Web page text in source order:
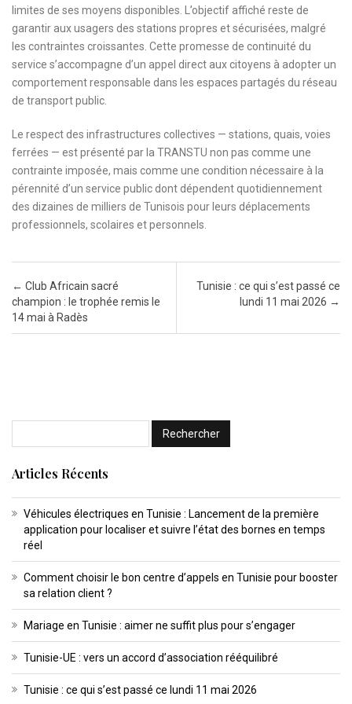
limites de ses moyens disponibles. L’objectif affiché reste de
garantir aux usagers des stations propres et sécurisées, malgré
les contraintes croissantes. Cette promesse de continuité du
service s’accompagne d’un appel direct aux citoyens à adopter un
comportement responsable dans les espaces partagés du réseau
de transport public.
Le respect des infrastructures collectives — stations, quais, voies
ferrées — est présenté par la TRANSTU non pas comme une
contrainte imposée, mais comme une condition nécessaire à la
pérennité d’un service public dont dépendent quotidiennement
des dizaines de milliers de Tunisois pour leurs déplacements
professionnels, scolaires et personnels.
Post navigation
← Club Africain sacré
champion : le trophée remis le
14 mai à Radès
Tunisie : ce qui s’est passé ce
lundi 11 mai 2026 →
Articles Récents
Véhicules électriques en Tunisie : Lancement de la première
application pour localiser et suivre l’état des bornes en temps
réel
Comment choisir le bon centre d’appels en Tunisie pour booster
sa relation client ?
Mariage en Tunisie : aimer ne suffit plus pour s’engager
Tunisie-UE : vers un accord d’association rééquilibré
Tunisie : ce qui s’est passé ce lundi 11 mai 2026